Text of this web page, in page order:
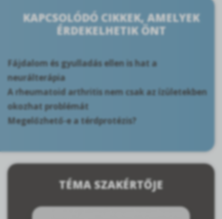
KAPCSOLÓDÓ CIKKEK, AMELYEK
ÉRDEKELHETIK ÖNT
Fájdalom és gyulladás ellen is hat a
neurálterápia
A rheumatoid arthritis nem csak az ízületekben
okozhat problémát
Megelőzhető-e a térdprotézis?
TÉMA SZAKÉRTŐJE